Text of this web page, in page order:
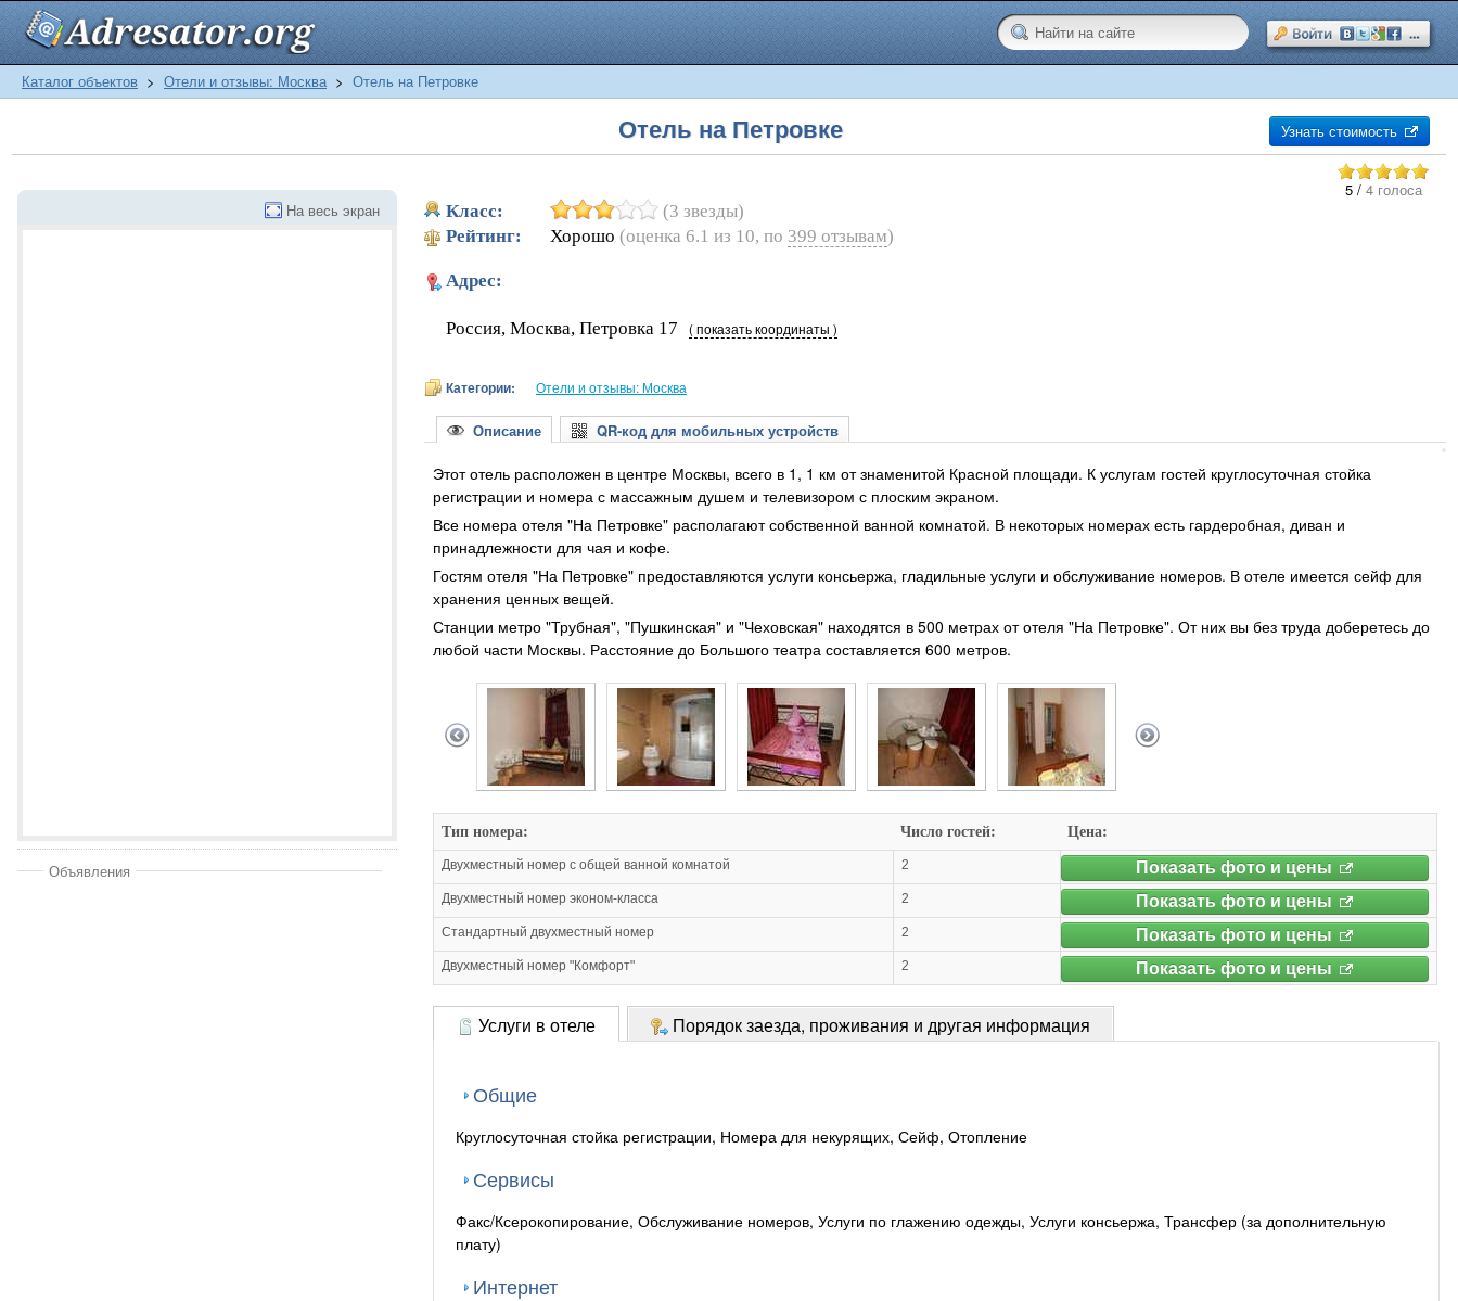
Каталог объектов > Отели и отзывы: Москва > Отель на Петровке
Отель на Петровке Узнать стоимость
5 / 4 голоса
На весь экран
Объявления
Класс:
(3 звезды)
Рейтинг:
Хорошо (оценка 6.1 из 10, по 399 отзывам)
Адрес:
Россия, Москва, Петровка 17 ( показать координаты )
Категории: Отели и отзывы: Москва
Описание QR-код для мобильных устройств
Этот отель расположен в центре Москвы, всего в 1, 1 км от знаменитой Красной площади. К услугам гостей круглосуточная стойка
регистрации и номера с массажным душем и телевизором с плоским экраном.
Все номера отеля "На Петровке" располагают собственной ванной комнатой. В некоторых номерах есть гардеробная, диван и
принадлежности для чая и кофе.
Гостям отеля "На Петровке" предоставляются услуги консьержа, гладильные услуги и обслуживание номеров. В отеле имеется сейф для
хранения ценных вещей.
Станции метро "Трубная", "Пушкинская" и "Чеховская" находятся в 500 метрах от отеля "На Петровке". От них вы без труда доберетесь до
любой части Москвы. Расстояние до Большого театра составляется 600 метров.
Тип номера: Число гостей: Цена:
Двухместный номер с общей ванной комнатой 2 Показать фото и цены
Двухместный номер эконом-класса 2 Показать фото и цены
Стандартный двухместный номер 2 Показать фото и цены
Двухместный номер "Комфорт" 2 Показать фото и цены
Услуги в отеле Порядок заезда, проживания и другая информация
Общие
Круглосуточная стойка регистрации, Номера для некурящих, Сейф, Отопление
Сервисы
Факс/Ксерокопирование, Обслуживание номеров, Услуги по глажению одежды, Услуги консьержа, Трансфер (за дополнительную
плату)
Интернет